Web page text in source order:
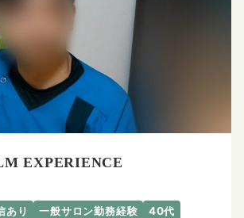
EXPERIENCE
あり 一般サロン勤務経験
40代